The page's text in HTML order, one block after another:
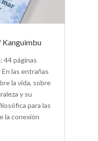
Kanguimbu
44 páginas
las entrañas
la vida, sobre
y su
para las
la conexión